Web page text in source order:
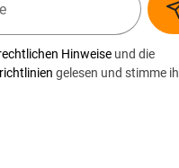
Hinweise und die
gelesen und stimme